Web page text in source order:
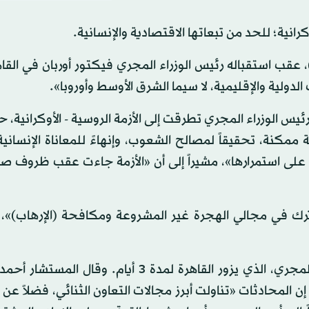
للحد من تبعاتها الاقتصادية والإنسانية.
عقب استقباله رئيس الوزراء المجري فيكتور أوربان في
والإقليمية، لا سيما الشرق الأوسط وأوروبا».
الوزراء المجري تطرقت إلى الأزمة الروسية -
تحقيقاً لمصالح الشعوب، وإنهاءً للمعاناة
على استمرارها»، مشيراً إلى أن «الأزمة جاءت عقب ظروف
في مجالي الهجرة غير المشروعة ومكافحة
وعقد الرئيس المصري جلسة محادثات مع رئيس الوزراء المجري، الذي يزور القاهرة لمدة 3
المحادثات «تناولت أبرز مجالات التعاون الثنائي، فضلاً